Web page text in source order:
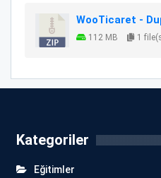
WooTicaret -
112 MB 1
Kategoriler
Eğitimler